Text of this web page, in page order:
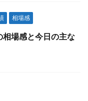
相場感
場感と今日の主な